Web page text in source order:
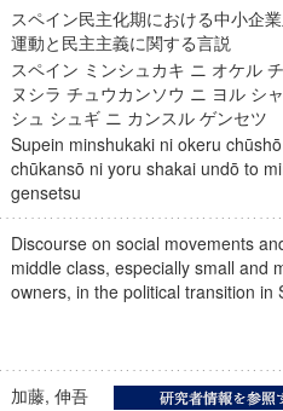
スペイン民主化期における中小企
運動と民主主義に関する言説
スペイン ミンシュカキ ニ オケル
ヌシラ チュウカンソウ ニ ヨル シ
シュ シュギ ニ カンスル ゲンセ
Supein minshukaki ni okeru
chūkansō ni yoru shakai undō to
gensetsu
Discourse on social movements
middle class, especially small and
owners, in the political transition
加藤, 伸吾